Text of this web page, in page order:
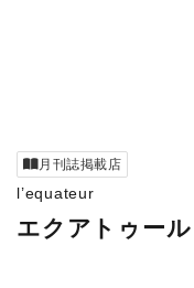
月刊誌掲載店
l’equateur
エクアトゥール